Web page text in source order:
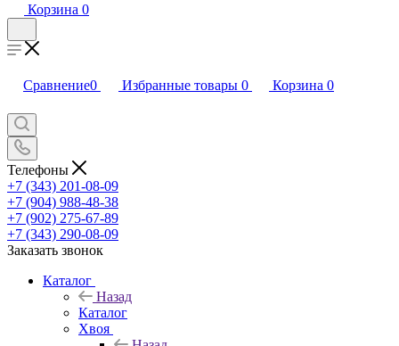
Корзина 0
Сравнение0 Избранные товары 0 Корзина 0
Телефоны
+7 (343) 201-08-09
+7 (904) 988-48-38
+7 (902) 275-67-89
+7 (343) 290-08-09
Заказать звонок
Каталог
Назад
Каталог
Хвоя